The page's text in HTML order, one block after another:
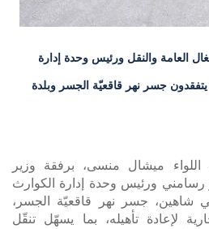
العامة والنقل ورئيس وحدة إدارة
جسر نهر قاقعيّة الجسر وبلدة
اللواء ميشال منسى، برفقة وزير
رسامني ورئيس وحدة إدارة الكوارث
شاهين، جسر نهر قاقعيّة الجسر،
لإعادة تأهيله، بما يسهّل تنقّل